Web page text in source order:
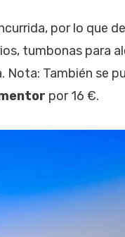
por lo que
tumbonas para
Nota: También se
por 16 €.